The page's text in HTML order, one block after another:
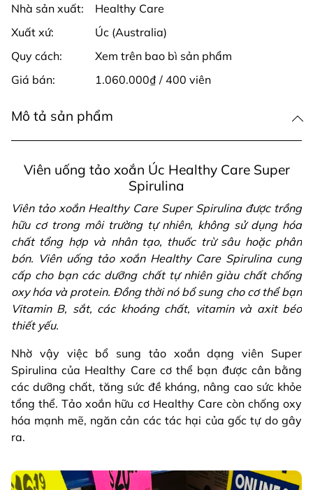
Nhà sản xuất:
Healthy Care
Xuất xứ:
Úc (Australia)
Quy cách:
Xem trên bao bì sản phẩm
Giá bán:
1.060.000₫ / 400 viên
Mô tả sản phẩm
Viên uống tảo xoắn Úc Healthy Care Super
Spirulina
Viên tảo xoắn Healthy Care Super Spirulina được trồng
hữu cơ trong môi trường tự nhiên, không sử dụng hóa
chất tổng hợp và nhân tạo, thuốc trừ sâu hoặc phân
bón. Viên uống tảo xoắn Healthy Care Spirulina cung
cấp cho bạn các dưỡng chất tự nhiên giàu chất chống
oxy hóa và protein. Đồng thời nó bổ sung cho cơ thể bạn
Vitamin B, sắt, các khoáng chất, vitamin và axit béo
thiết yếu.
Nhờ vậy việc bổ sung tảo xoắn dạng viên Super
Spirulina của Healthy Care cơ thể bạn được cân bằng
các dưỡng chất, tăng sức đề kháng, nâng cao sức khỏe
tổng thể. Tảo xoắn hữu cơ Healthy Care còn chống oxy
hóa mạnh mẽ, ngăn cản các tác hại của gốc tự do gây
ra.